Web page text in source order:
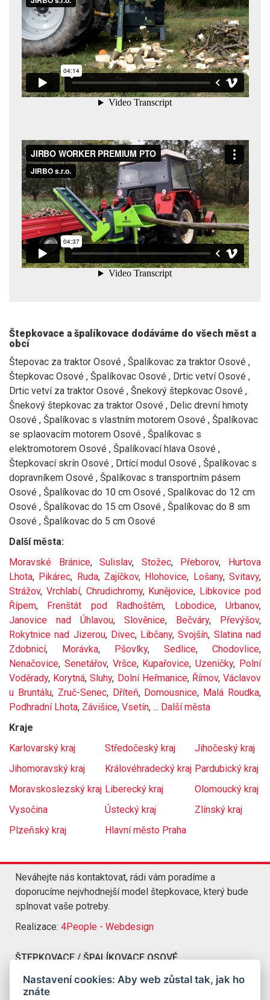
Štepkovace a špalíkovace dodáváme do všech měst a
obcí
Štepovac za traktor Osové , Špalíkovac za traktor Osové ,
Štepkovac Osové , Špalíkovac Osové , Drtic vetví Osové ,
Drtic vetví za traktor Osové , Šnekový štepkovac Osové ,
Šnekový štepkovac za traktor Osové , Delic drevní hmoty
Osové , Špalíkovac s vlastním motorem Osové , Špalíkovac
se splaovacím motorem Osové , Špalíkovac s
elektromotorem Osové , Špalíkovací hlava Osové ,
Štepkovací skrín Osové , Drtící modul Osové , Špalíkovac s
dopravníkem Osové , Špalíkovac s transportním pásem
Osové , Špalíkovac do 10 cm Osové , Spalíkovac do 12 cm
Osové , Špalíkovac do 15 cm Osové , Špalíkovac do 8 sm
Osové , Špalíkovac do 5 cm Osové
Další města:
Moravské Bránice,Sulislav, Stožec, Přeborov, Hurtova
Lhota, Pikárec, Ruda, Zajíčkov, Hlohovice, Lošany,Svitavy,
Strážov, Vrchlabí, Chrudichromy, Kunějovice, Libkovice pod
Řípem, Frenštát pod Radhoštěm, Lobodice,Urbanov,
Janovice nad Úhlavou, Slověnice, Bečváry, Převýšov,
Rokytnice nad Jizerou, Divec, Libčany,Svojšín, Slatina nad
Zdobnicí, Morávka, Pšovlky, Sedlice, Chodovlice,
Nenačovice, Senetářov, Vršce, Kupařovice,Uzeničky, Polní
Voděrady, Korytná,Sluhy, Dolní Heřmanice, Římov,Václavov
u Bruntálu, Zruč-Senec, Dříteň, Domousnice, Malá Roudka,
Podhradní Lhota, Závišice, Vsetín, ... Další města
Kraje
Karlovarský kraj
Středočeský kraj
Jihočeský kraj
Jihomoravský kraj
Královéhradecký kraj Pardubický kraj
Moravskoslezský kraj Liberecký kraj
Olomoucký kraj
Vysočina
Ústecký kraj
Zlínský kraj
Plzeňský kraj
Hlavní město Praha
Neváhejte nás kontaktovat, rádi vám poradíme a
doporucíme nejvhodnejší model štepkovace, který bude
splnovat vaše potreby.
Realizace: 4People - Webdesign
ŠTEPKOVACE / ŠPALÍKOVACE OSOVÉ
Kompletní nabídka štepkovacu a špalíkovacu Osové
Nastavení cookies: Aby web zůstal tak, jak ho
znáte